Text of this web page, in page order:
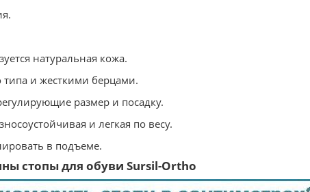
натуральная кожа.
типа и жесткими берцами.
размер и посадку.
и легкая по весу.
в подъеме.
стопы для обуви Sursil-Ortho